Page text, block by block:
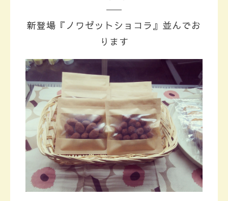
新登場『ノワゼットショコラ』並んでお
ります